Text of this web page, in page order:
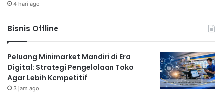
4 hari ago
Bisnis Offline
Peluang Minimarket Mandiri di Era
Digital: Strategi Pengelolaan Toko
Agar Lebih Kompetitif
3 jam ago